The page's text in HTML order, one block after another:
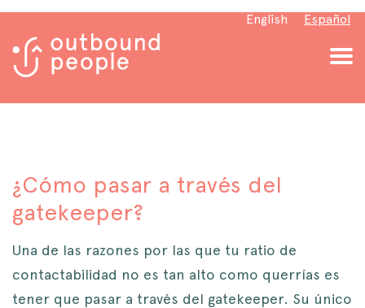
English Español
¿Cómo pasar a través del
gatekeeper?
Una de las razones por las que tu ratio de
contactabilidad no es tan alto como querrías es
tener que pasar a través del gatekeeper. Su único